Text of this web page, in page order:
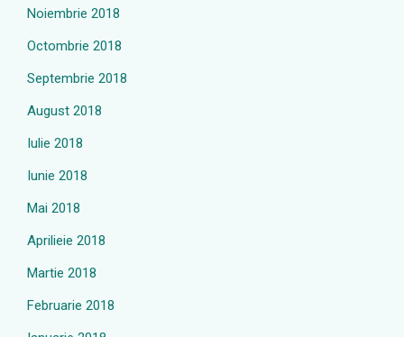
Noiembrie 2018
Octombrie 2018
Septembrie 2018
August 2018
Iulie 2018
Iunie 2018
Mai 2018
Aprilieie 2018
Martie 2018
Februarie 2018